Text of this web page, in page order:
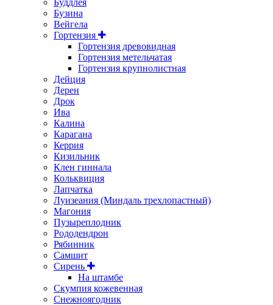
Бузина
Вейгела
Гортензия
Гортензия древовидная
Гортензия метельчатая
Гортензия крупнолистная
Дейция
Дерен
Дрок
Ива
Калина
Карагана
Керрия
Кизильник
Клен гиннала
Кольквиция
Лапчатка
Луизеания (Миндаль трехлопастный)
Магония
Пузыреплодник
Рододендрон
Рябинник
Самшит
Сирень
На штамбе
Скумпия кожевенная
Снежноягодник